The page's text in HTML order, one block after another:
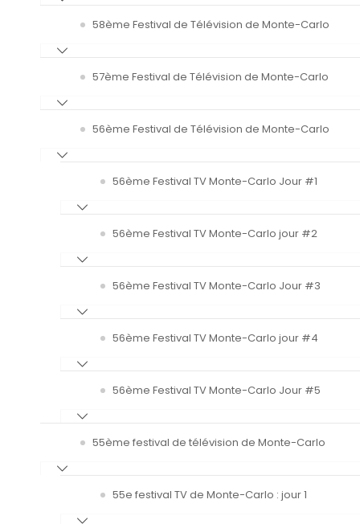
58ème Festival de Télévision de Monte-Carlo
57ème Festival de Télévision de Monte-Carlo
56ème Festival de Télévision de Monte-Carlo
56ème Festival TV Monte-Carlo Jour #1
56ème Festival TV Monte-Carlo jour #2
56ème Festival TV Monte-Carlo Jour #3
56ème Festival TV Monte-Carlo jour #4
56ème Festival TV Monte-Carlo Jour #5
55ème festival de télévision de Monte-Carlo
55e festival TV de Monte-Carlo : jour 1